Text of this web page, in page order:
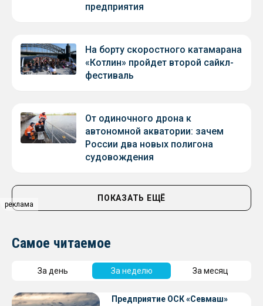
реклама
предприятия
На борту скоростного катамарана
«Котлин» пройдет второй сайкл-
фестиваль
От одиночного дрона к
автономной акватории: зачем
России два новых полигона
судовождения
ПОКАЗАТЬ ЕЩЁ
Самое читаемое
За день За неделю За месяц
Предприятие ОСК «Севмаш»